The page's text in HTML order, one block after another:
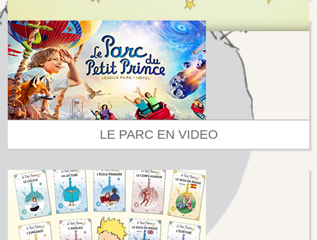
LE PARC EN VIDEO